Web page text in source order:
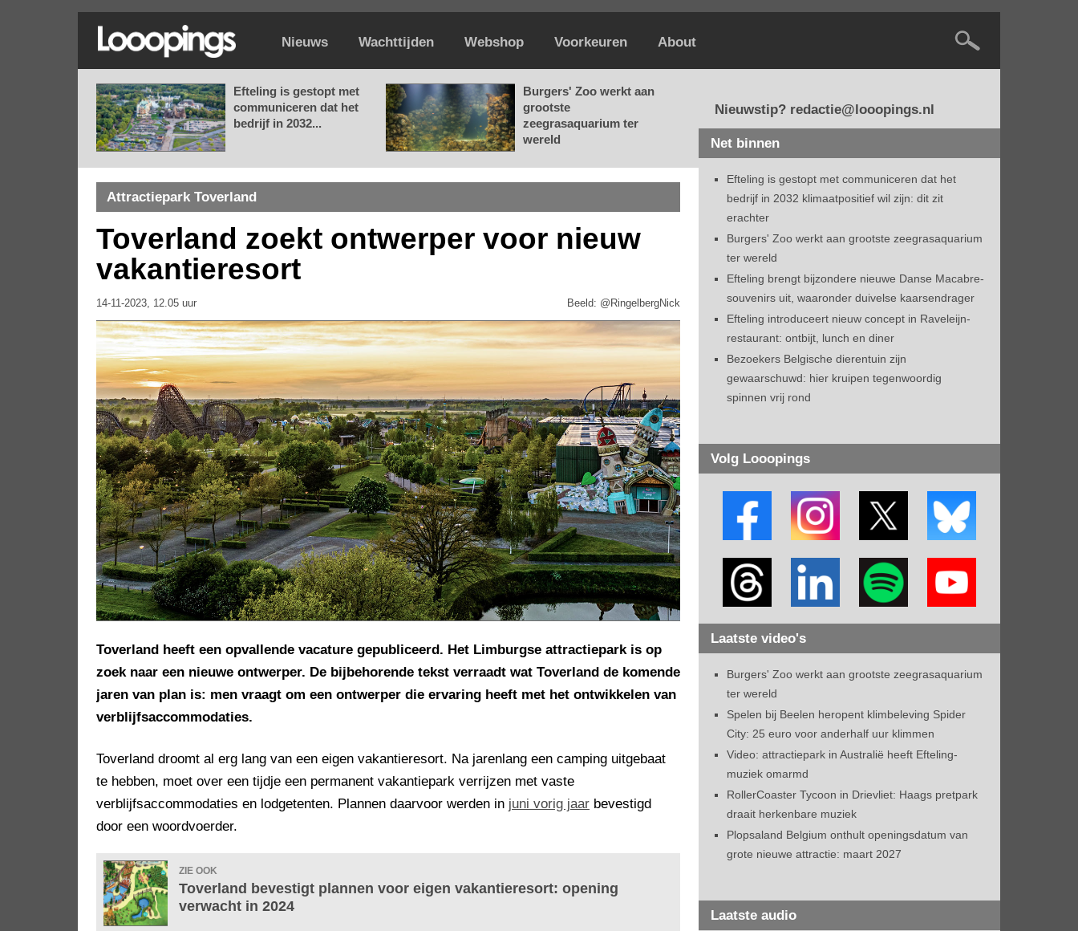
Nieuws Wachttijden Webshop Voorkeuren About
Efteling is gestopt met
communiceren dat het
bedrijf in 2032...
Burgers' Zoo werkt aan
grootste
zeegrasaquarium ter
wereld
Attractiepark Toverland
Toverland zoekt ontwerper voor nieuw
vakantieresort
14-11-2023, 12.05 uur Beeld: @RingelbergNick
Toverland heeft een opvallende vacature gepubliceerd. Het Limburgse attractiepark is op
zoek naar een nieuwe ontwerper. De bijbehorende tekst verraadt wat Toverland de komende
jaren van plan is: men vraagt om een ontwerper die ervaring heeft met het ontwikkelen van
verblijfsaccommodaties.
Toverland droomt al erg lang van een eigen vakantieresort. Na jarenlang een camping uitgebaat
te hebben, moet over een tijdje een permanent vakantiepark verrijzen met vaste
verblijfsaccommodaties en lodgetenten. Plannen daarvoor werden in juni vorig jaar bevestigd
door een woordvoerder.
ZIE OOK
Toverland bevestigt plannen voor eigen vakantieresort: opening
verwacht in 2024
Nieuwstip? redactie@looopings.nl
Net binnen
Efteling is gestopt met communiceren dat het
bedrijf in 2032 klimaatpositief wil zijn: dit zit
erachter
Burgers' Zoo werkt aan grootste zeegrasaquarium
ter wereld
Efteling brengt bijzondere nieuwe Danse Macabre-
souvenirs uit, waaronder duivelse kaarsendrager
Efteling introduceert nieuw concept in Raveleijn-
restaurant: ontbijt, lunch en diner
Bezoekers Belgische dierentuin zijn
gewaarschuwd: hier kruipen tegenwoordig
spinnen vrij rond
Volg Looopings
Laatste video's
Burgers' Zoo werkt aan grootste zeegrasaquarium
ter wereld
Spelen bij Beelen heropent klimbeleving Spider
City: 25 euro voor anderhalf uur klimmen
Video: attractiepark in Australië heeft Efteling-
muziek omarmd
RollerCoaster Tycoon in Drievliet: Haags pretpark
draait herkenbare muziek
Plopsaland Belgium onthult openingsdatum van
grote nieuwe attractie: maart 2027
Laatste audio